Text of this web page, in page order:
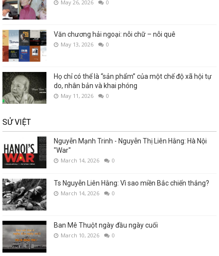
May 26, 2026 0
Văn chương hải ngoại: nỗi chữ – nỗi quê
May 13, 2026 0
Họ chỉ có thể là “sản phẩm” của một chế độ xã hội tự
do, nhân bản và khai phóng
May 11, 2026 0
SỬ VIỆT
Nguyễn Mạnh Trinh - Nguyễn Thị Liên Hằng: Hà Nội
"War"
March 14, 2026 0
Ts Nguyễn Liên Hằng: Vì sao miền Bắc chiến thắng?
March 14, 2026 0
Ban Mê Thuột ngày đầu ngày cuối
March 10, 2026 0